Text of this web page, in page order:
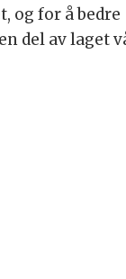
og for å bedre
del av laget